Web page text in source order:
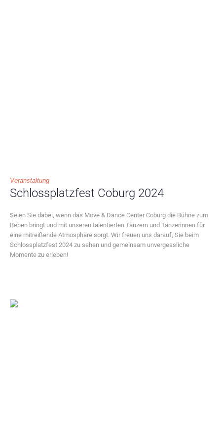
Veranstaltung
Schlossplatzfest Coburg 2024
Seien Sie dabei, wenn das Move & Dance Center Coburg die Bühne zum
Beben bringt und mit unseren talentierten Tänzern und Tänzerinnen für
eine mitreißende Atmosphäre sorgt. Wir freuen uns darauf, Sie beim
Schlossplatzfest 2024 zu sehen und gemeinsam unvergessliche
Momente zu erleben!